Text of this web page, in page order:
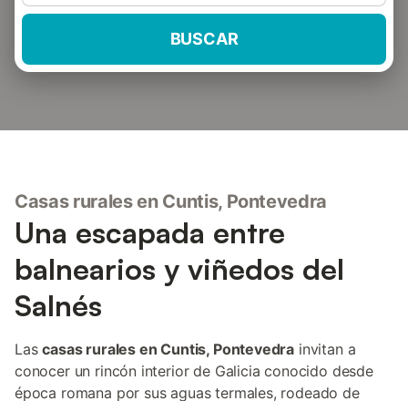
BUSCAR
Casas rurales en Cuntis, Pontevedra
Una escapada entre
balnearios y viñedos del
Salnés
Lascasas rurales en Cuntis, Pontevedra invitan a
conocer un rincón interior de Galicia conocido desde
época romana por sus aguas termales, rodeado de